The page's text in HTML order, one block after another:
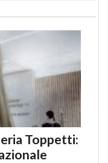
Toppetti: